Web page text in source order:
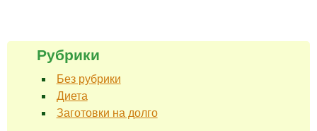
Рубрики
Без рубрики
Диета
Заготовки на долго